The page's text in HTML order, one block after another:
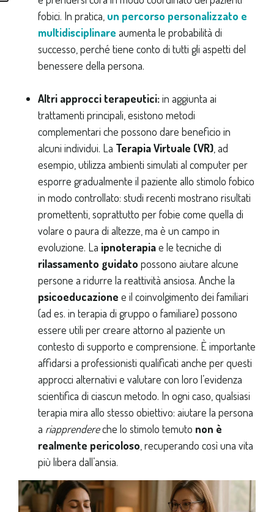
fobici. In pratica, un percorso personalizzato e
multidisciplinare aumenta le probabilità di
successo, perché tiene conto di tutti gli aspetti del
benessere della persona.
Altri approcci terapeutici:in aggiunta ai
trattamenti principali, esistono metodi
complementari che possono dare beneficio in
alcuni individui. La Terapia Virtuale (VR) , ad
esempio, utilizza ambienti simulati al computer per
esporre gradualmente il paziente allo stimolo fobico
in modo controllato: studi recenti mostrano risultati
promettenti, soprattutto per fobie come quella di
volare o paura di altezze, ma è un campo in
evoluzione. La ipnoterapiae le tecniche di
rilassamento guidato possono aiutare alcune
persone a ridurre la reattività ansiosa. Anche la
psicoeducazione e il coinvolgimento dei familiari
(ad es. in terapia di gruppo o familiare) possono
essere utili per creare attorno al paziente un
contesto di supporto e comprensione. È importante
affidarsi a professionisti qualificati anche per questi
approcci alternativi e valutare con loro l’evidenza
scientifica di ciascun metodo. In ogni caso, qualsiasi
terapia mira allo stesso obiettivo: aiutare la persona
a riapprendereche lo stimolo temuto non è
realmente pericoloso , recuperando così una vita
più libera dall’ansia.